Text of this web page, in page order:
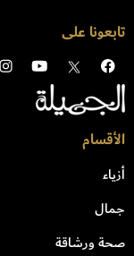
تابعونا على
الأقسام
أزياء
جمال
صحة ورشاقة